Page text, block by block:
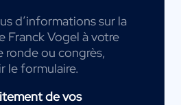
d’informations sur la
Franck Vogel à votre
ronde ou congrès,
le formulaire.
de vos